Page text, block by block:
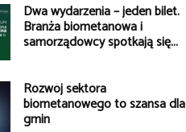
Dwa wydarzenia – jeden bilet.
Branża biometanowa i
samorządowcy spotkają się...
Rozwój sektora
biometanowego to szansa dla
gmin